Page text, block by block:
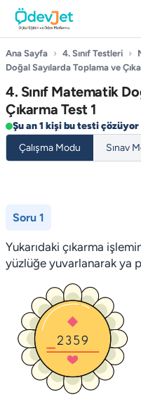
Ana Sayfa › 4. Sınıf Testleri ›
Doğal Sayılarda Toplama ve
4. Sınıf Matematik
Çıkarma Test 1
Şu an 1 kişi bu testi çözüyor
Çalışma Modu
Sınav
Soru 1
Yukarıdaki çıkarma
yüzlüğe yuvarlanarak ya­